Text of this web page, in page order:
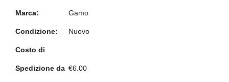
Marca: Gamo
Condizione: Nuovo
Costo di
Spedizione da €6.00